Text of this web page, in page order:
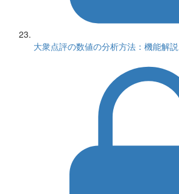
大衆点評の数値の分析方法：機能解説